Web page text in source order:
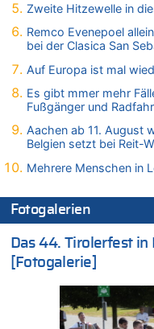
07.08.2026 - 10:05 von
Tempolimit in 30er-
Das 44. Tirolerfest in
07.08.2026 - 09:18 von
AS Eupen: „Keiner
07.08.2026 - 09:03 von
Zweite Hitzewelle in
07.08.2026 - 01:12 von
brechen [Fragen &
07.08.2026 - 01:03 von
Zweite Hitzewelle in
07.08.2026 - 00:50 von
Wie kam es zur Ceuta-
07.08.2026 - 00:06 von
Mehrere Menschen in
Zweite Hitzewelle in
Remco Evenepoel
bei der Clasica San
Auf Europa ist mal
Es gibt mmer mehr
Fußgänger und
Aachen ab 11. August
Belgien setzt bei Reit-
Mehrere Menschen in
Fotogalerien
Das 44. Tirolerfest
[Fotogalerie]